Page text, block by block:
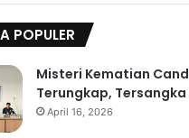
POPULER
Misteri Kematian
Terungkap,
April 16, 2026